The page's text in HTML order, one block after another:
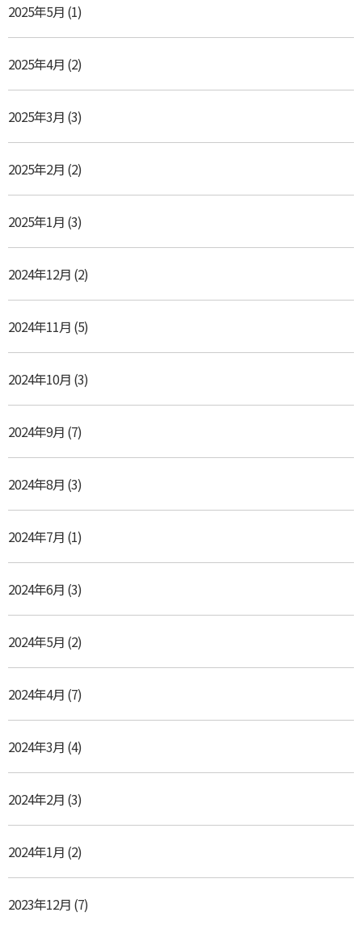
2025年5月 (1)
2025年4月 (2)
2025年3月 (3)
2025年2月 (2)
2025年1月 (3)
2024年12月 (2)
2024年11月 (5)
2024年10月 (3)
2024年9月 (7)
2024年8月 (3)
2024年7月 (1)
2024年6月 (3)
2024年5月 (2)
2024年4月 (7)
2024年3月 (4)
2024年2月 (3)
2024年1月 (2)
2023年12月 (7)